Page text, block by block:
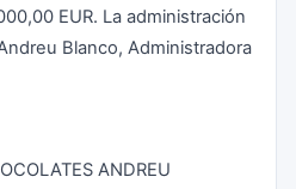
EUR. La administración
Blanco, Administradora
ANDREU